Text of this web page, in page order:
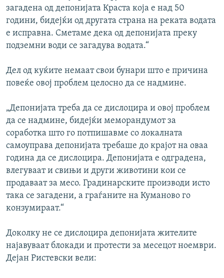
загадена од депонијата Краста која е над 50
години, бидејќи од другата страна на реката водата
е исправна. Сметаме дека од депонијата преку
подземни води се загадува водата.“
Дел од куќите немаат свои бунари што е причина
повеќе овој проблем целосно да се надмине.
„Депонијата треба да се дислоцира и овој проблем
да се надмине, бидејќи меморандумот за
соработка што го потпишавме со локалната
самоуправа депонијата требаше до крајот на оваа
година да се дислоцира. Депонијата е одградена,
влегуваат и свињи и други животини кои се
продаваат за месо. Градинарските производи исто
така се загадени, а граѓаните на Куманово го
конзумираат.“
Доколку не се дислоцира депонијата жителите
најавуваат блокади и протести за месецот ноември.
Дејан Ристевски вели: